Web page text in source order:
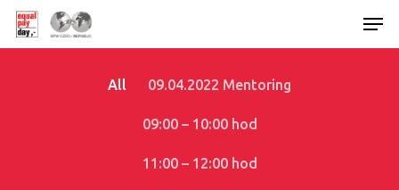
All 09.04.2022 Mentoring
09:00 – 10:00 hod
11:00 – 12:00 hod